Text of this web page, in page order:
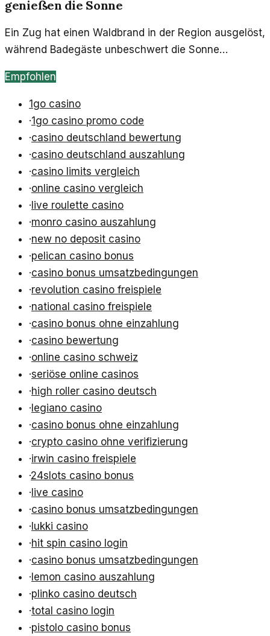
genießen die Sonne
Ein Zug hat einen Waldbrand in der Region ausgelöst,
während Badegäste unbeschwert die Sonne
Empfohlen
1go casino
·1go casino promo code
·casino deutschland bewertung
·casino deutschland auszahlung
·casino limits vergleich
·online casino vergleich
·live roulette casino
·monro casino auszahlung
·new no deposit casino
·pelican casino bonus
·casino bonus umsatzbedingungen
·revolution casino freispiele
·national casino freispiele
·casino bonus ohne einzahlung
·casino bewertung
·online casino schweiz
·seriöse online casinos
·high roller casino deutsch
·legiano casino
·casino bonus ohne einzahlung
·crypto casino ohne verifizierung
·irwin casino freispiele
·24slots casino bonus
·live casino
·casino bonus umsatzbedingungen
·lukki casino
·hit spin casino login
·casino bonus umsatzbedingungen
·lemon casino auszahlung
·plinko casino deutsch
·total casino login
·pistolo casino bonus